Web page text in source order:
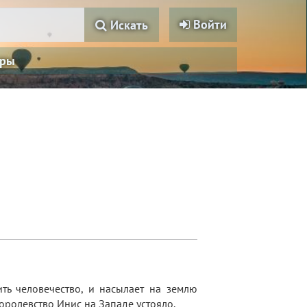
Войти
Искать
человечество, и насылает на землю
Инис на Западе устояло.